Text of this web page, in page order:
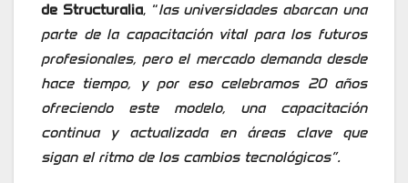
de Structuralia, “las universidades abarcan una
parte de la capacitación vital para los futuros
profesionales, pero el mercado demanda desde
hace tiempo, y por eso celebramos 20 años
ofreciendo este modelo, una capacitación
continua y actualizada en áreas clave que
sigan el ritmo de los cambios tecnológicos”.